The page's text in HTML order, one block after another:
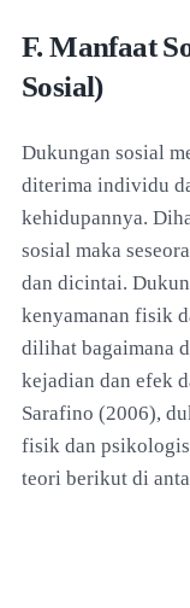
F. Manfaat
Sosial)
Dukungan sosial
diterima individu
kehidupannya.
sosial maka
dan dicintai.
kenyamanan fisik
dilihat bagaimana
kejadian dan efek
Sarafino (2006),
fisik dan
teori berikut di